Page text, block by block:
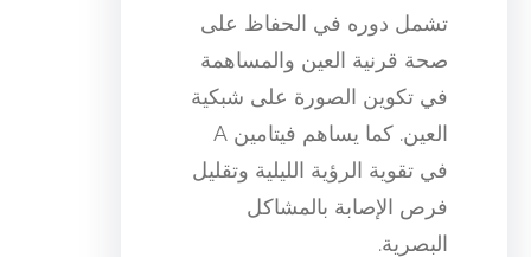
تشمل دوره في الحفاظ على
صحة قرنية العين والمساهمة
في تكوين الصورة على شبكية
العين. كما يساهم فيتامين A
في تقوية الرؤية الليلية وتقليل
فرص الإصابة بالمشاكل
البصرية.